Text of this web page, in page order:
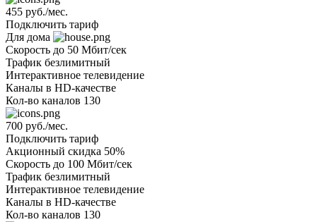
455 руб./мес.
Подключить тариф
Для дома
Скорость до 50 Мбит/сек
Трафик безлимитный
Интерактивное телевидение
Каналы в HD-качестве
Кол-во каналов 130
700 руб./мес.
Подключить тариф
Акционный скидка 50%
Скорость до 100 Мбит/сек
Трафик безлимитный
Интерактивное телевидение
Каналы в HD-качестве
Кол-во каналов 130